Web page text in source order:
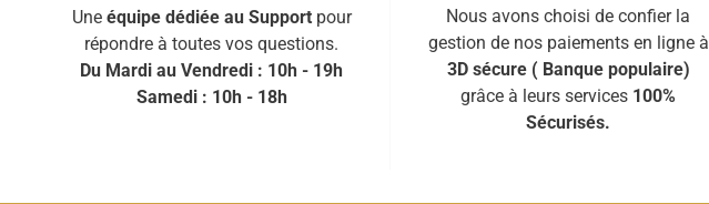
Une équipe dédiée au Supportpour
répondre à toutes vos questions.
Du Mardi au Vendredi : 10h - 19h
Samedi : 10h - 18h
Nous avons choisi de confier la
gestion de nos paiements en ligne à
3D sécure ( Banque populaire)
grâce à leurs services 100%
Sécurisés.